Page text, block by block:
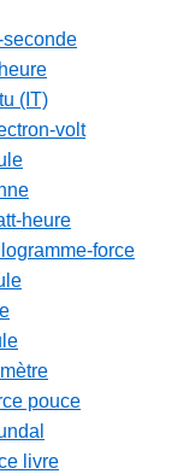
(IT)
volt
heure
force
pouce
livre